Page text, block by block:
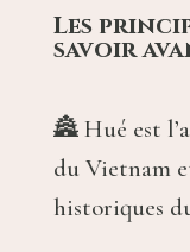
Les
savoir
🏯 Hué est
du Vietnam
historiques